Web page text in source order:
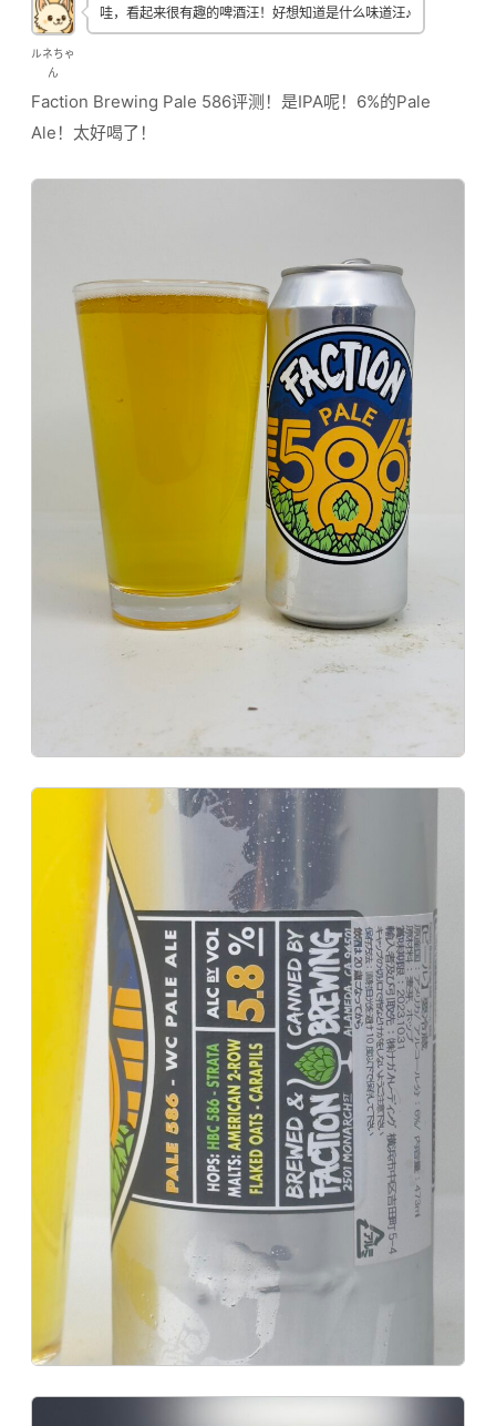
ルネちゃ
ん
哇，看起来很有趣的啤酒汪！好想知道是什么味道汪♪
Faction Brewing Pale 586评测！是IPA呢！6%的Pale
Ale！太好喝了！